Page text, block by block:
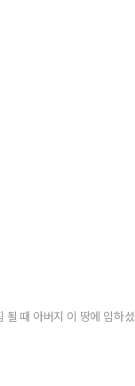
될 때 아버지 이 땅에 임하